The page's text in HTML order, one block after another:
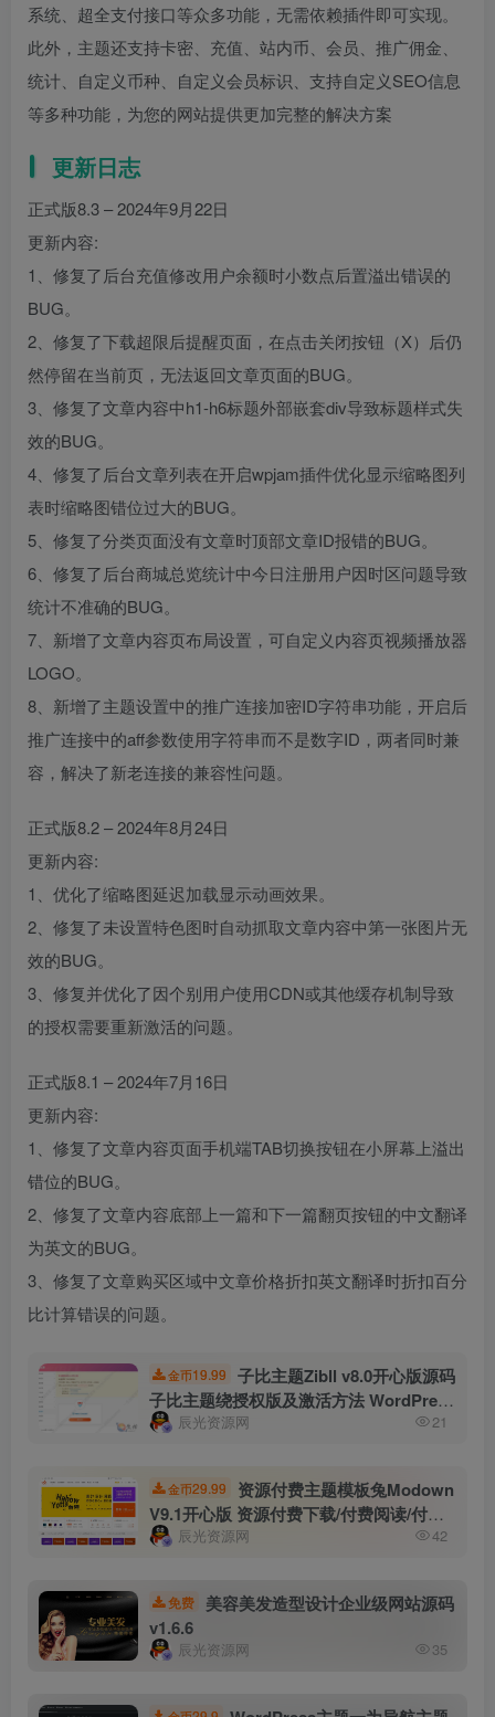
系统、超全支付接口等众多功能，无需依赖插件即可实现。
此外，主题还支持卡密、充值、站内币、会员、推广佣金、
统计、自定义币种、自定义会员标识、支持自定义SEO信息
等多种功能，为您的网站提供更加完整的解决方案
更新日志
正式版8.3 – 2024年9月22日
更新内容:
1、修复了后台充值修改用户余额时小数点后置溢出错误的
BUG。
2、修复了下载超限后提醒页面，在点击关闭按钮（X）后仍
然停留在当前页，无法返回文章页面的BUG。
3、修复了文章内容中h1-h6标题外部嵌套div导致标题样式失
效的BUG。
4、修复了后台文章列表在开启wpjam插件优化显示缩略图列
表时缩略图错位过大的BUG。
5、修复了分类页面没有文章时顶部文章ID报错的BUG。
6、修复了后台商城总览统计中今日注册用户因时区问题导致
统计不准确的BUG。
7、新增了文章内容页布局设置，可自定义内容页视频播放器
LOGO。
8、新增了主题设置中的推广连接加密ID字符串功能，开启后
推广连接中的aff参数使用字符串而不是数字ID，两者同时兼
容，解决了新老连接的兼容性问题。
正式版8.2 – 2024年8月24日
更新内容:
1、优化了缩略图延迟加载显示动画效果。
2、修复了未设置特色图时自动抓取文章内容中第一张图片无
效的BUG。
3、修复并优化了因个别用户使用CDN或其他缓存机制导致
的授权需要重新激活的问题。
正式版8.1 – 2024年7月16日
更新内容:
1、修复了文章内容页面手机端TAB切换按钮在小屏幕上溢出
错位的BUG。
2、修复了文章内容底部上一篇和下一篇翻页按钮的中文翻译
为英文的BUG。
3、修复了文章购买区域中文章价格折扣英文翻译时折扣百分
比计算错误的问题。
金币19.99
子比主题Zibll v8.0开心版源码
子比主题绕授权版及激活方法 WordPress
主题模板辰光资源网 21
金币29.99
资源付费主题模板兔Modown
V9.1开心版 资源付费下载/付费阅读/付费
视频WordPress主题 附Erphpdown会员
辰光资源网 42
免费
美容美发造型设计企业级网站源码
v1.6.6
辰光资源网 35